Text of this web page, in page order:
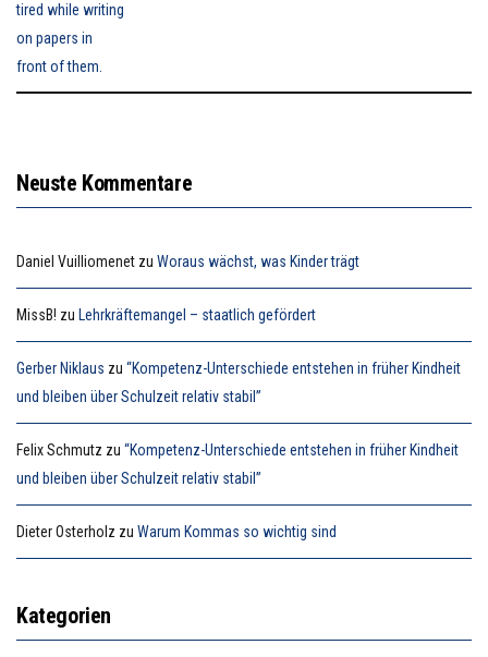
Neuste Kommentare
Daniel Vuilliomenet zu Woraus wächst, was Kinder trägt
MissB! zu Lehrkräftemangel – staatlich gefördert
Gerber Niklaus zu “Kompetenz-Unterschiede entstehen in früher Kindheit
und bleiben über Schulzeit relativ stabil”
Felix Schmutz zu “Kompetenz-Unterschiede entstehen in früher Kindheit
und bleiben über Schulzeit relativ stabil”
Dieter Osterholz zu Warum Kommas so wichtig sind
Kategorien